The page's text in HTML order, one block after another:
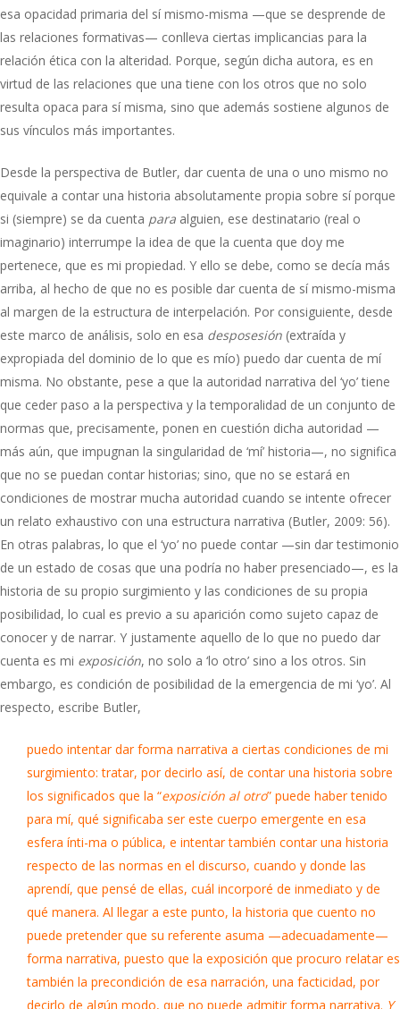
esa opacidad primaria del sí mismo-misma —que se desprende de
las relaciones formativas— conlleva ciertas implicancias para la
relación ética con la alteridad. Porque, según dicha autora, es en
virtud de las relaciones que una tiene con los otros que no solo
resulta opaca para sí misma, sino que además sostiene algunos de
sus vínculos más importantes.
Desde la perspectiva de Butler, dar cuenta de una o uno mismo no
equivale a contar una historia absolutamente propia sobre sí porque
si (siempre) se da cuenta para alguien, ese destinatario (real o
imaginario) interrumpe la idea de que la cuenta que doy me
pertenece, que es mi propiedad. Y ello se debe, como se decía más
arriba, al hecho de que no es posible dar cuenta de sí mismo-misma
al margen de la estructura de interpelación. Por consiguiente, desde
este marco de análisis, solo en esa desposesión (extraída y
expropiada del dominio de lo que es mío) puedo dar cuenta de mí
misma. No obstante, pese a que la autoridad narrativa del ‘yo’ tiene
que ceder paso a la perspectiva y la temporalidad de un conjunto de
normas que, precisamente, ponen en cuestión dicha autoridad —
más aún, que impugnan la singularidad de ‘mí’ historia—, no significa
que no se puedan contar historias; sino, que no se estará en
condiciones de mostrar mucha autoridad cuando se intente ofrecer
un relato exhaustivo con una estructura narrativa (Butler, 2009: 56).
En otras palabras, lo que el ‘yo’ no puede contar —sin dar testimonio
de un estado de cosas que una podría no haber presenciado—, es la
historia de su propio surgimiento y las condiciones de su propia
posibilidad, lo cual es previo a su aparición como sujeto capaz de
conocer y de narrar. Y justamente aquello de lo que no puedo dar
cuenta es mi exposición, no solo a ‘lo otro’ sino a los otros. Sin
embargo, es condición de posibilidad de la emergencia de mi ‘yo’. Al
respecto, escribe Butler,
puedo intentar dar forma narrativa a ciertas condiciones de mi
surgimiento: tratar, por decirlo así, de contar una historia sobre
los significados que la “exposición al otro” puede haber tenido
para mí, qué significaba ser este cuerpo emergente en esa
esfera ínti-ma o pública, e intentar también contar una historia
respecto de las normas en el discurso, cuando y donde las
aprendí, que pensé de ellas, cuál incorporé de inmediato y de
qué manera. Al llegar a este punto, la historia que cuento no
puede pretender que su referente asuma —adecuadamente—
forma narrativa, puesto que la exposición que procuro relatar es
también la precondición de esa narración, una facticidad, por
decirlo de algún modo, que no puede admitir forma narrativa. Y